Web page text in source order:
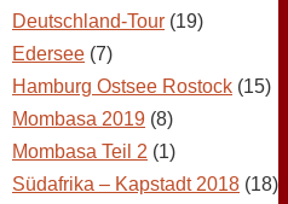
Deutschland-Tour (19)
Edersee (7)
Hamburg Ostsee Rostock (15)
Mombasa 2019 (8)
Mombasa Teil 2 (1)
Südafrika – Kapstadt 2018 (18)